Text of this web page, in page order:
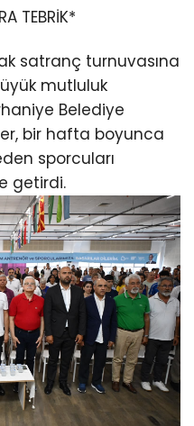
TEBRİK*
satranç turnuvasına
mutluluk
Belediye
bir hafta boyunca
sporcuları
getirdi.